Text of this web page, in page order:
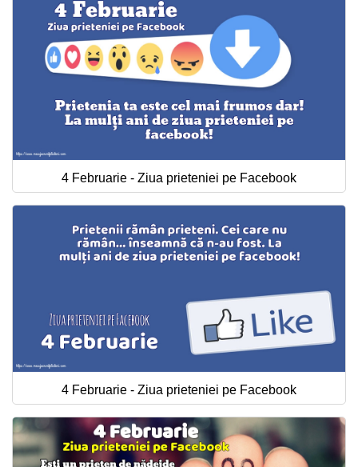
4 Februarie - Ziua prieteniei pe Facebook
4 Februarie - Ziua prieteniei pe Facebook